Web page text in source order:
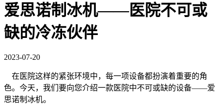
爱思诺制冰机——医院不可或
缺的冷冻伙伴
2023-07-20
在医院这样的紧张环境中，每一项设备都扮演着重要的角
色。今天，我们要向您介绍一款医院中不可或缺的设备——爱
思诺制冰机。